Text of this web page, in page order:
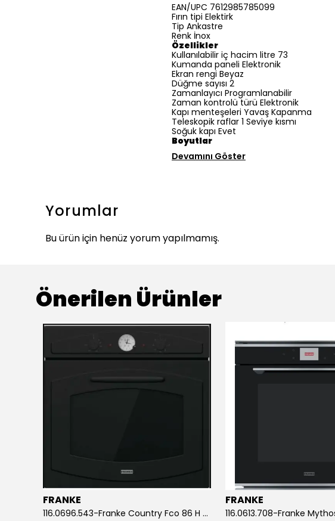
EAN/UPC 7612985785099
Fırın tipi Elektirk
Tip Ankastre
Renk İnox
Özellikler
Kullanılabilir iç hacim litre 73
Kumanda paneli Elektronik
Ekran rengi Beyaz
Düğme sayısı 2
Zamanlayıcı Programlanabilir
Zaman kontrolü türü Elektronik
Kapı menteşeleri Yavaş Kapanma
Teleskopik raflar 1 Seviye kısmı
Soğuk kapı Evet
Boyutlar
Devamını Göster
Yorumlar
Bu ürün için henüz yorum yapılmamış.
Önerilen Ürünler
FRANKE
116.0696.543-Franke Country Fco 86 H Mb Matt Black Ankastre Fırın
FRANKE